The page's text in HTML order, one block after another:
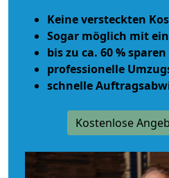
Keine versteckten
Sogar möglich mit
bis zu ca. 60 % sparen
professionelle
schnelle
Kostenlose